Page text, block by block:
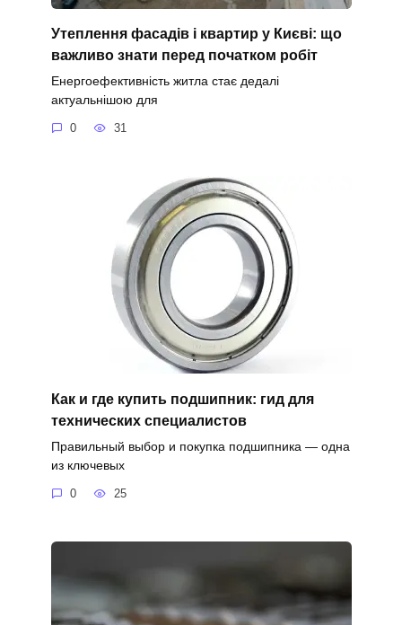
Утеплення фасадів і квартир у Києві: що
важливо знати перед початком робіт
Енергоефективність житла стає дедалі
актуальнішою для
0 31
Как и где купить подшипник: гид для
технических специалистов
Правильный выбор и покупка подшипника — одна
из ключевых
0 25